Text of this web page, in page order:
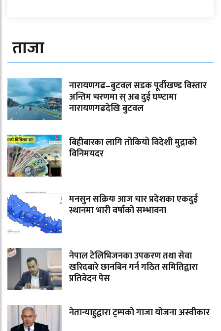
ताजा
नारायणगढ–बुटवल सडक पूर्वीखण्ड विस्तार
अन्तिम चरणमा स् अब दुई घण्टामा
नारायणगढदेखि बुटवल
बिहीबारका लागि तोकियो विदेशी मुद्राको
विनिमयदर
मनसुन सक्रियः आज चार प्रदेशका एकदुई
स्थानमा भारी वर्षाको सम्भावना
नेपाल टेलिभिजनका उपकरण तथा सेवा
खरिदबारे छानबिन गर्न गठित समितिद्वारा
प्रतिवेदन पेस
नेतान्याहुद्वारा ट्रम्पको गाजा योजना अस्वीकार